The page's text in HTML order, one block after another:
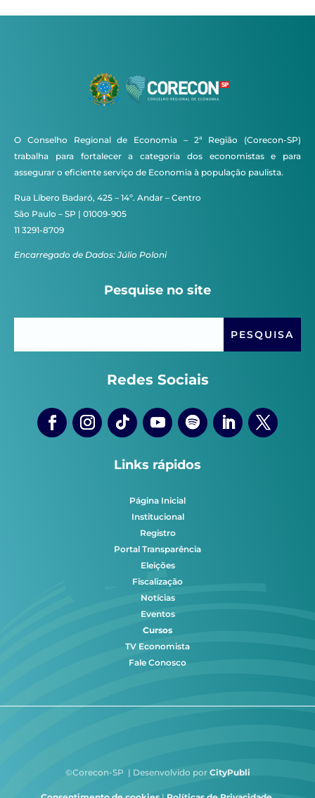
O Conselho Regional de Economia – 2ª Região (Corecon-SP)
trabalha para fortalecer a categoria dos economistas e para
assegurar o eficiente serviço de Economia à população paulista.
Rua Líbero Badaró, 425 – 14º. Andar – Centro
São Paulo – SP | 01009-905
11 3291-8709
Encarregado de Dados: Júlio Poloni
Pesquise no site
Redes Sociais
Links rápidos
Página Inicial
Institucional
Registro
Portal Transparência
Eleições
Fiscalização
Notícias
Eventos
Cursos
TV Economista
Fale Conosco
©Corecon-SP | Desenvolvido por CityPubli